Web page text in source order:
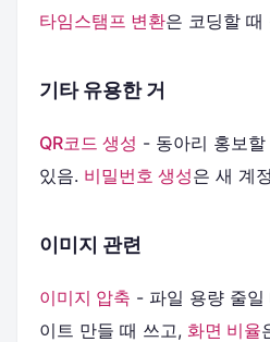
타임스탬프 변환은 코딩할 때
기타 유용한 거
QR코드 생성 - 동아리 홍보할
있음. 비밀번호 생성은 새 계
이미지 관련
이미지 압축 - 파일 용량 줄일
이트 만들 때 쓰고, 화면 비율